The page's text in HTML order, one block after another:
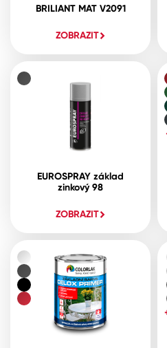
BRILIANT MAT V2091
ZOBRAZIT
EUROSPRAY základ
zinkový 98
ZOBRAZIT